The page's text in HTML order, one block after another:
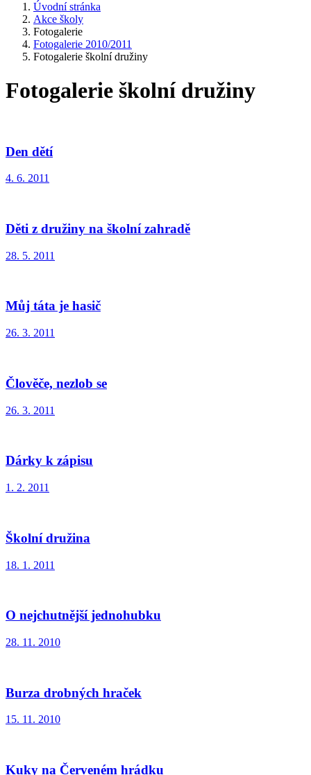
Úvodní stránka
Akce školy
Fotogalerie
Fotogalerie 2010/2011
Fotogalerie školní družiny
Fotogalerie školní družiny
Den dětí
4. 6. 2011
Děti z družiny na školní zahradě
28. 5. 2011
Můj táta je hasič
26. 3. 2011
Člověče, nezlob se
26. 3. 2011
Dárky k zápisu
1. 2. 2011
Školní družina
18. 1. 2011
O nejchutnější jednohubku
28. 11. 2010
Burza drobných hraček
15. 11. 2010
Kuky na Červeném hrádku